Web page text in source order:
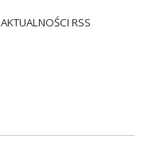
AKTUALNOŚCI RSS